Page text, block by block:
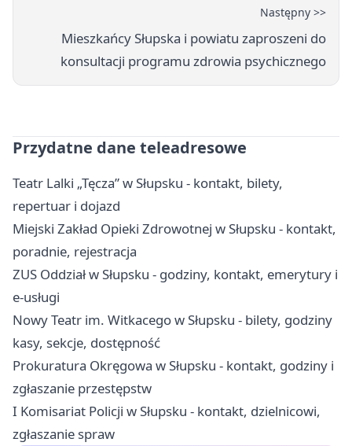
Następny >>
Mieszkańcy Słupska i powiatu zaproszeni do
konsultacji programu zdrowia psychicznego
Przydatne dane teleadresowe
Teatr Lalki „Tęcza” w Słupsku - kontakt, bilety,
repertuar i dojazd
Miejski Zakład Opieki Zdrowotnej w Słupsku - kontakt,
poradnie, rejestracja
ZUS Oddział w Słupsku - godziny, kontakt, emerytury i
e-usługi
Nowy Teatr im. Witkacego w Słupsku - bilety, godziny
kasy, sekcje, dostępność
Prokuratura Okręgowa w Słupsku - kontakt, godziny i
zgłaszanie przestępstw
I Komisariat Policji w Słupsku - kontakt, dzielnicowi,
zgłaszanie spraw